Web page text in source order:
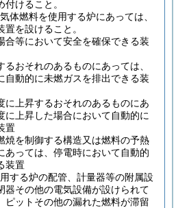
けること。
体燃料を使用する炉にあっては、
を設けること。
合等において安全を確保できる装
るおそれのあるものにあっては、
自動的に未燃ガスを排出できる装
に上昇するおそれのあるものにあ
に上昇した場合において自動的に
置
焼を制御する構造又は燃料の予熱
あっては、停電時において自動的
装置
する炉の配管、計量器等の附属設
器その他の電気設備が設けられて
ピットその他の漏れた燃料が滞留